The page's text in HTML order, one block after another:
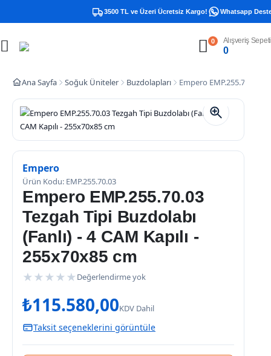
3500 TL ve Üzeri Ücretsiz Kargo! Whatsapp Destek
0 Alışveriş Sepeti
0
Ana Sayfa Soğuk Üniteler Buzdolapları Empero EMP.255.70.03
Empero
Ürün Kodu: EMP.255.70.03
Empero EMP.255.70.03
Tezgah Tipi Buzdolabı
(Fanlı) - 4 CAM Kapılı -
255x70x85 cm
★ ★ ★ ★ ★ Değerlendirme yok
₺115.580,00KDV Dahil
Taksit seçeneklerini görüntüle